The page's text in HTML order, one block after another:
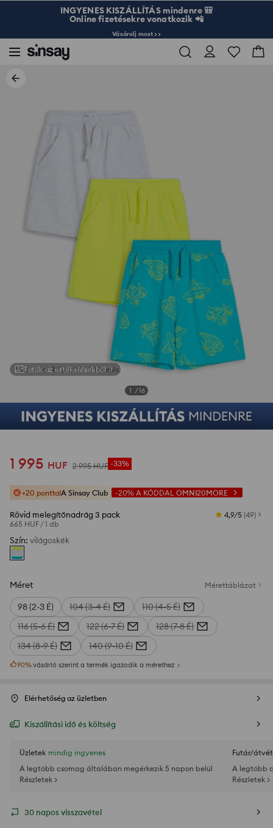
INGYENES KISZÁLLÍTÁS mindenre 🎒
Online fizetésekre vonatkozik 📲
Vásárolj most >>
Fotók az értékelésekből
1 /16
1 995 HUF 2 995 HUF -33%
+20 ponttalA Sinsay Club -20% A KÓDDAL OMNI20MORE
Rövid melegítőnadrág 3 pack
665 HUF /1 db
4,9/5 (49)
Szín: világoskék
Méret Mérettáblázat
98 (2-3 É) 104 (3-4 É)
110 (4-5 É)
116 (5-6 É)
122 (6-7 É)
128 (7-8 É)
134 (8-9 É)
140 (9-10 É)
90%vásárló szerint a termék igazodik a mérethez
Elérhetőség az üzletben
Kiszállítási idő és költség
Üzletek mindig ingyenes
A legtöbb csomag általában megérkezik 5 napon belül
Részletek >
Futár/
A legtöbb
Részletek >
30 napos visszavétel